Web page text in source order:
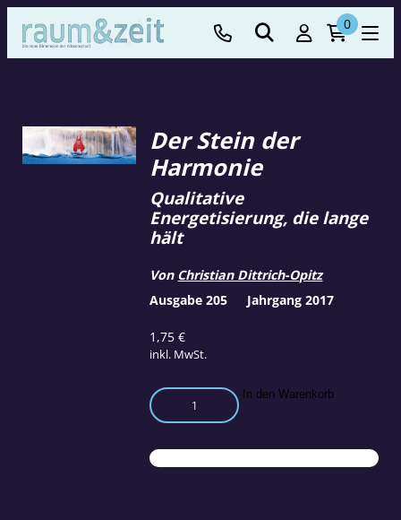
0
Der Stein der
Harmonie
1,75€
inkl. MwSt.
Qualitative
Energetisierung, die lange
hält
Von Christian Dittrich-Opitz
Der
Stein
Harmonie
Menge
In den Warenkorb
Ausgabe 205 Jahrgang 2017